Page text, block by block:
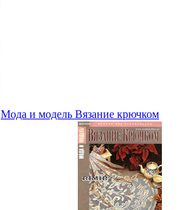
Мода и модель Вязание крючком